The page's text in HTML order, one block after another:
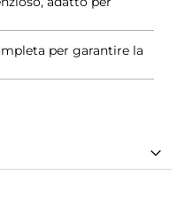
per garantire la